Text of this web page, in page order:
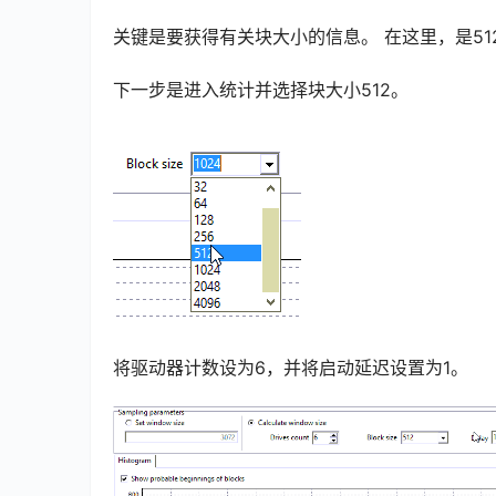
关键是要获得有关块大小的信息。 在这里，是
下一步是进入统计并选择块大小512。
将驱动器计数设为6，并将启动延迟设置为1。